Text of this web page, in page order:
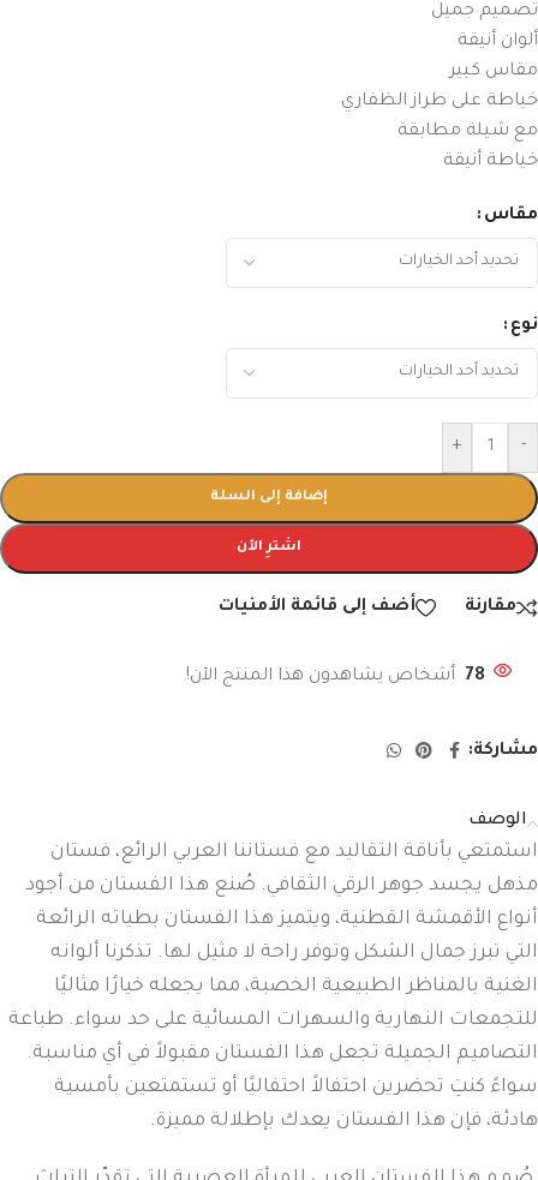
تصميم جميل
ألوان أنيقة
مقاس كبير
خياطة على طراز الظفاري
مع شيلة مطابقة
خياطة أنيقة
مقاس
نوع
-
+
إضافة إلى السلة
اشترِ الآن
مقارنة أضف إلى قائمة الأمنيات
78 أشخاص يشاهدون هذا المنتج الآن!
مشاركة:
الوصف
استمتعي بأناقة التقاليد مع فستاننا العربي الرائع، فستان
مذهل يجسد جوهر الرقي الثقافي. صُنع هذا الفستان من أجود
أنواع الأقمشة القطنية، ويتميز هذا الفستان بطياته الرائعة
التي تبرز جمال الشكل وتوفر راحة لا مثيل لها. تذكرنا ألوانه
الغنية بالمناظر الطبيعية الخصبة، مما يجعله خيارًا مثاليًا
للتجمعات النهارية والسهرات المسائية على حد سواء. طباعة
التصاميم الجميلة تجعل هذا الفستان مقبولاً في أي مناسبة.
سواءً كنتِ تحضرين احتفالاً احتفاليًا أو تستمتعين بأمسية
هادئة، فإن هذا الفستان يعدك بإطلالة مميزة.